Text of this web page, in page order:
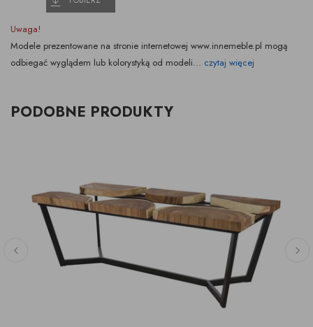
Uwaga!
Modele prezentowane na stronie internetowej www.innemeble.pl mogą
odbiegać wyglądem lub kolorystyką od modeli... czytaj więcej
PODOBNE PRODUKTY